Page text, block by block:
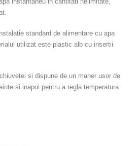
standard de alimentare cu apa
utilizat este plastic alb cu insertii
si dispune de un maner usor de
si inapoi pentru a regla temperatura